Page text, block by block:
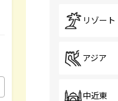
リゾート
アジア
中近東